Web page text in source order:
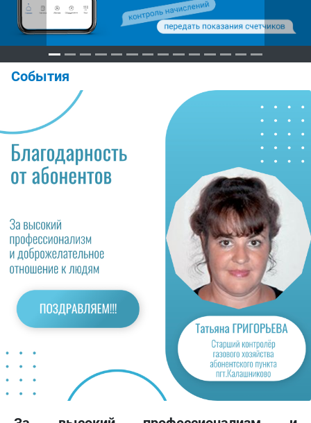
События